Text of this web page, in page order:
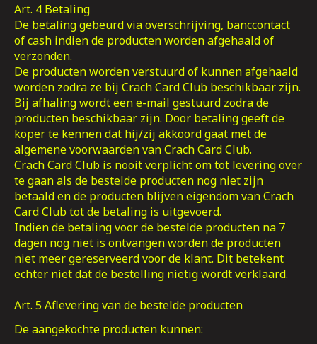
Art. 4 Betaling
De betaling gebeurd via overschrijving, banccontact
of cash indien de producten worden afgehaald of
verzonden.
De producten worden verstuurd of kunnen afgehaald
worden zodra ze bij Crach Card Club beschikbaar zijn.
Bij afhaling wordt een e-mail gestuurd zodra de
producten beschikbaar zijn. Door betaling geeft de
koper te kennen dat hij/zij akkoord gaat met de
algemene voorwaarden van Crach Card Club.
Crach Card Club is nooit verplicht om tot levering over
te gaan als de bestelde producten nog niet zijn
betaald en de producten blijven eigendom van Crach
Card Club tot de betaling is uitgevoerd.
Indien de betaling voor de bestelde producten na 7
dagen nog niet is ontvangen worden de producten
niet meer gereserveerd voor de klant. Dit betekent
echter niet dat de bestelling nietig wordt verklaard.
Art. 5 Aflevering van de bestelde producten
De aangekochte producten kunnen: